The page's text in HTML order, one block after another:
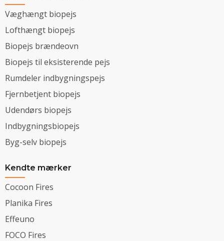
Væghængt biopejs
Lofthængt biopejs
Biopejs brændeovn
Biopejs til eksisterende pejs
Rumdeler indbygningspejs
Fjernbetjent biopejs
Udendørs biopejs
Indbygningsbiopejs
Byg-selv biopejs
Kendte mærker
Cocoon Fires
Planika Fires
Effeuno
FOCO Fires